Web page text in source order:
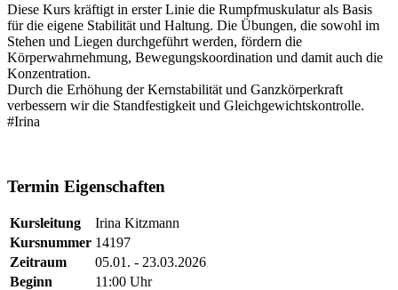
Diese Kurs kräftigt in erster Linie die Rumpfmuskulatur als Basis
für die eigene Stabilität und Haltung. Die Übungen, die sowohl im
Stehen und Liegen durchgeführt werden, fördern die
Körperwahrnehmung, Bewegungskoordination und damit auch die
Konzentration.
Durch die Erhöhung der Kernstabilität und Ganzkörperkraft
verbessern wir die Standfestigkeit und Gleichgewichtskontrolle.
#Irina
Termin Eigenschaften
Kursleitung
Irina Kitzmann
Kursnummer 14197
Zeitraum
05.01. - 23.03.2026
Beginn
11:00 Uhr